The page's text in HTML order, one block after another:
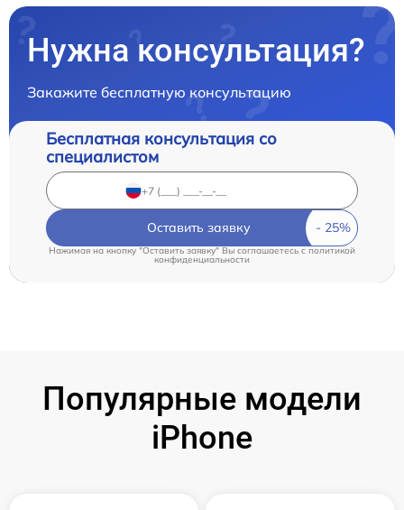
Нужна консультация?
Закажите бесплатную консультацию
Бесплатная консультация со
специалистом
Оставить заявку
Нажимая на кнопку "Оставить заявку" Вы соглашаетесь cполитикой
конфиденциальности
Популярные модели
iPhone